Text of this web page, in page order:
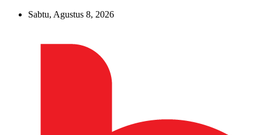
Sabtu, Agustus 8, 2026